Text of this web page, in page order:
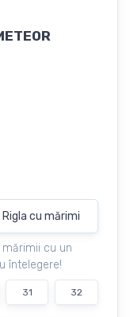
Rigla cu mărimi
cu un
întelegere!
31 32